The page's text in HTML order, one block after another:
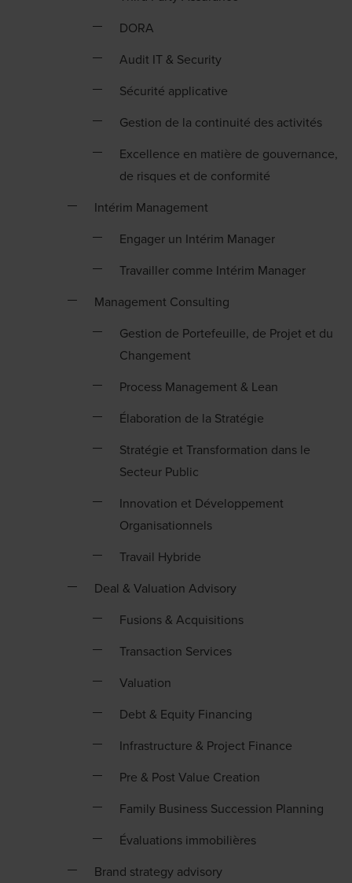
DORA
Audit IT & Security
Sécurité applicative
Gestion de la continuité des activités
Excellence en matière de gouvernance,
de risques et de conformité
Intérim Management
Engager un Intérim Manager
Travailler comme Intérim Manager
Management Consulting
Gestion de Portefeuille, de Projet et du
Changement
Process Management & Lean
Élaboration de la Stratégie
Stratégie et Transformation dans le
Secteur Public
Innovation et Développement
Organisationnels
Travail Hybride
Deal & Valuation Advisory
Fusions & Acquisitions
Transaction Services
Valuation
Debt & Equity Financing
Infrastructure & Project Finance
Pre & Post Value Creation
Family Business Succession Planning
Évaluations immobilières
Brand strategy advisory